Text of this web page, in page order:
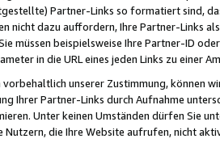
Partner-Links so formatiert sind,
nicht dazu auffordern, Ihre Partner-Links
müssen beispielsweise Ihre Partner-ID
in die URL eines jeden Links zu einer
vorbehaltlich unserer Zustimmung, können
Ihrer Partner-Links durch Aufnahme
Unter keinen Umständen dürfen Sie
Nutzern, die Ihre Website aufrufen, nicht